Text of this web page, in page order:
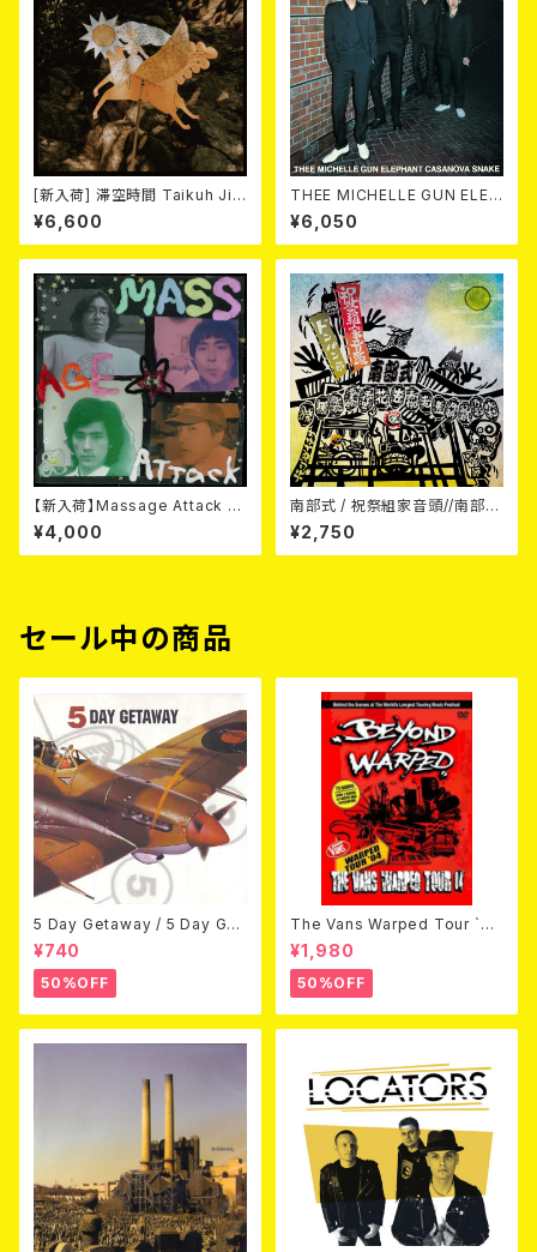
[新入荷] 滞空時間 Taikuh Jik
ang / 鳥 (2LP)
¥6,600
THEE MICHELLE GUN ELEP
HANT / CASANOVA SNAKE
2LP
¥6,050
【新入荷】Massage Attack /
1,000,000,000 Attack (LP)
【6月3日発売】
¥4,000
南部式 / 祝祭組家音頭//南部式
¥2,750
セール中の商品
5 Day Getaway / 5 Day Get
away (CDEP)
¥740
50%OFF
The Vans Warped Tour `04
Beyond Warped (国内盤DV
D)
¥1,980
50%OFF